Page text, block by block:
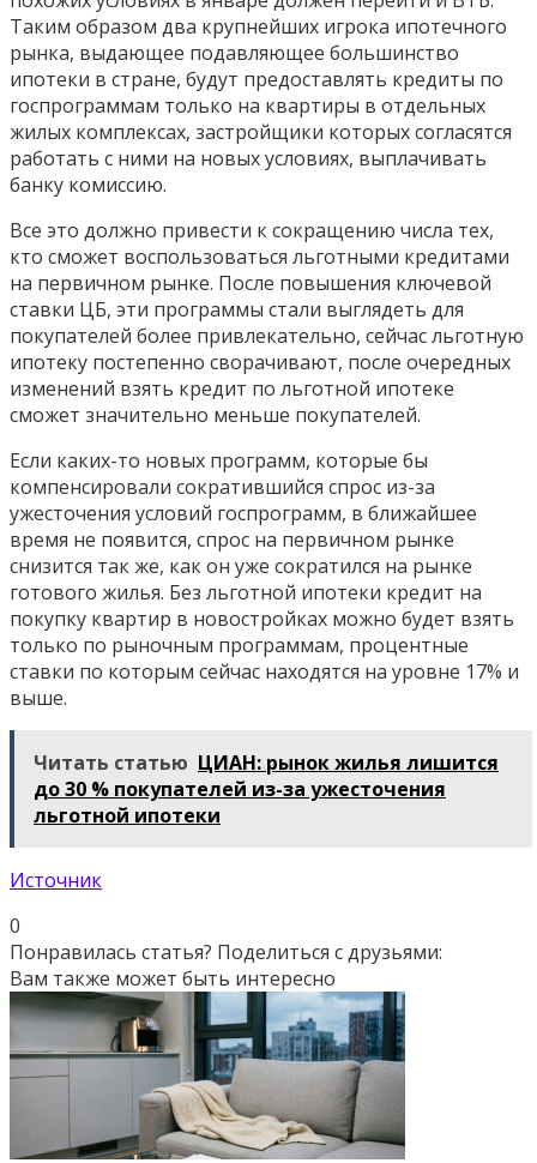
Таким образом два крупнейших игрока ипотечного
рынка, выдающее подавляющее большинство
ипотеки в стране, будут предоставлять кредиты по
госпрограммам только на квартиры в отдельных
жилых комплексах, застройщики которых согласятся
работать с ними на новых условиях, выплачивать
банку комиссию.
Все это должно привести к сокращению числа тех,
кто сможет воспользоваться льготными кредитами
на первичном рынке. После повышения ключевой
ставки ЦБ, эти программы стали выглядеть для
покупателей более привлекательно, сейчас льготную
ипотеку постепенно сворачивают, после очередных
изменений взять кредит по льготной ипотеке
сможет значительно меньше покупателей.
Если каких-то новых программ, которые бы
компенсировали сократившийся спрос из-за
ужесточения условий госпрограмм, в ближайшее
время не появится, спрос на первичном рынке
снизится так же, как он уже сократился на рынке
готового жилья. Без льготной ипотеки кредит на
покупку квартир в новостройках можно будет взять
только по рыночным программам, процентные
ставки по которым сейчас находятся на уровне 17% и
выше.
Читать статью ЦИАН: рынок жилья лишится
до 30 % покупателей из-за ужесточения
льготной ипотеки
Источник
0
Понравилась статья? Поделиться с друзьями:
Вам также может быть интересно